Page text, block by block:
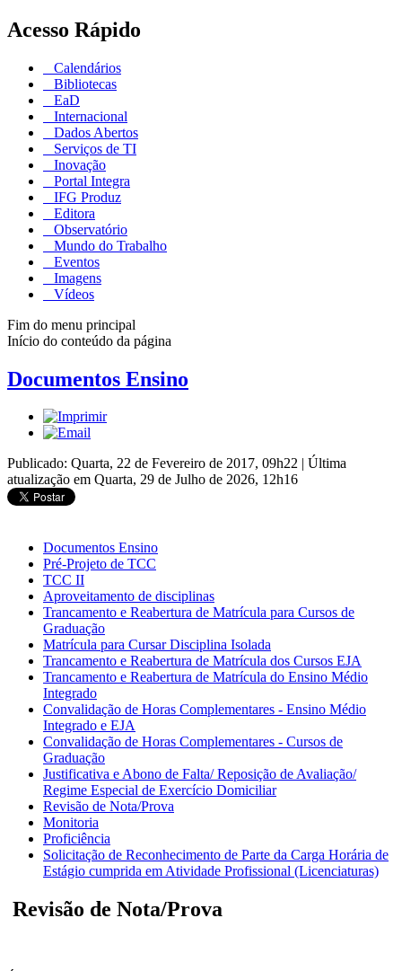
Acesso Rápido
Calendários
Bibliotecas
EaD
Internacional
Dados Abertos
Serviços de TI
Inovação
Portal Integra
IFG Produz
Editora
Observatório
Mundo do Trabalho
Eventos
Imagens
Vídeos
Fim do menu principal
Início do conteúdo da página
Documentos Ensino
Publicado: Quarta, 22 de Fevereiro de 2017, 09h22 | Última
atualização em Quarta, 29 de Julho de 2026, 12h16
Documentos Ensino
Pré-Projeto de TCC
TCC II
Aproveitamento de disciplinas
Trancamento e Reabertura de Matrícula para Cursos de
Graduação
Matrícula para Cursar Disciplina Isolada
Trancamento e Reabertura de Matrícula dos Cursos EJA
Trancamento e Reabertura de Matrícula do Ensino Médio
Integrado
Convalidação de Horas Complementares - Ensino Médio
Integrado e EJA
Convalidação de Horas Complementares - Cursos de
Graduação
Justificativa e Abono de Falta/ Reposição de Avaliação/
Regime Especial de Exercício Domiciliar
Revisão de Nota/Prova
Monitoria
Proficiência
Solicitação de Reconhecimento de Parte da Carga Horária de
Estágio cumprida em Atividade Profissional (Licenciaturas)
Revisão de Nota/Prova